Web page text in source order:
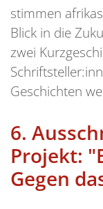
stimmen
Blick in die
zwei
Geschichten
6.
Projekt:
Gegen